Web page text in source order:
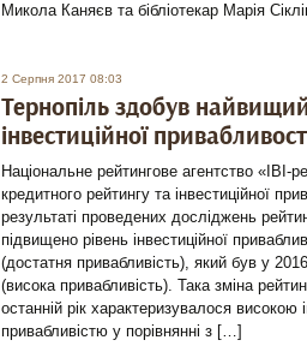
Микола Каняєв та бібліотекар Марія
2 Серпня 2017 08:03
Тернопіль здобув
інвестиційної
Національне рейтингове агентство «ІВІ-
кредитного рейтингу та інвестиційної
результаті проведених досліджень
підвищено рівень інвестиційної
(достатня привабливість), який був у
(висока привабливість). Така зміна
останній рік характеризувалося високою
привабливістю у порівнянні з […]